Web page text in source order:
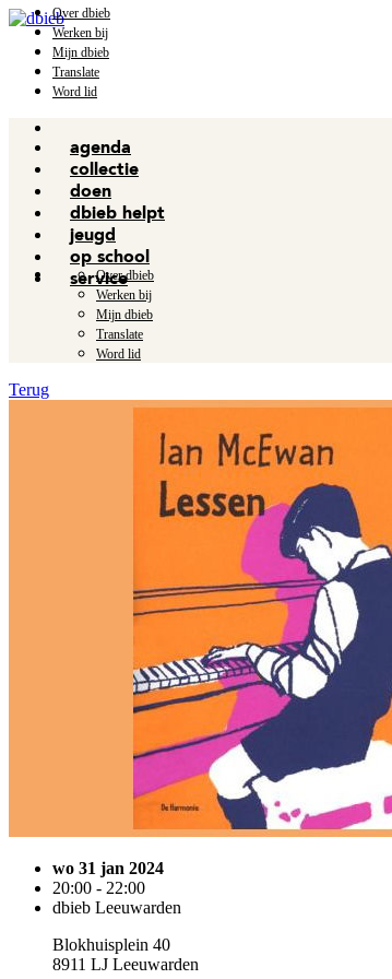
Over dbieb
Werken bij
Mijn dbieb
Translate
Word lid
agenda
collectie
doen
dbieb helpt
jeugd
op school
service
Over dbieb
Werken bij
Mijn dbieb
Translate
Word lid
Terug
wo 31 jan 2024
20:00 - 22:00
dbieb Leeuwarden
Blokhuisplein 40
8911 LJ Leeuwarden